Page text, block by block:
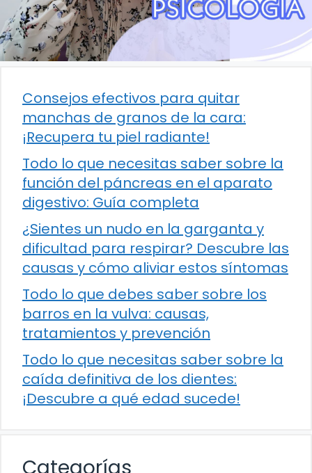
Consejos efectivos para quitar
manchas de granos de la cara:
¡Recupera tu piel radiante!
Todo lo que necesitas saber sobre la
función del páncreas en el aparato
digestivo: Guía completa
¿Sientes un nudo en la garganta y
dificultad para respirar? Descubre las
causas y cómo aliviar estos síntomas
Todo lo que debes saber sobre los
barros en la vulva: causas,
tratamientos y prevención
Todo lo que necesitas saber sobre la
caída definitiva de los dientes:
¡Descubre a qué edad sucede!